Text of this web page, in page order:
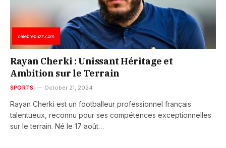
Rayan Cherki : Unissant Héritage et
Ambition sur le Terrain
SPORTS October 21, 2024
Rayan Cherki est un footballeur professionnel français
talentueux, reconnu pour ses compétences exceptionnelles
sur le terrain. Né le 17 août…